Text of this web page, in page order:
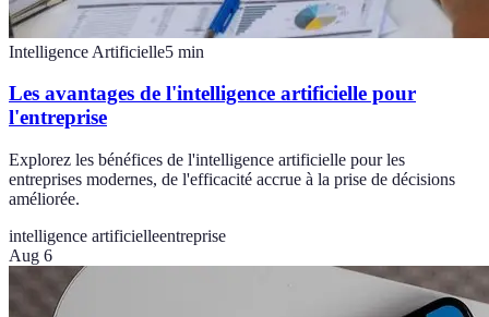
Intelligence Artificielle5 min
Les avantages de l'intelligence artificielle pour
l'entreprise
Explorez les bénéfices de l'intelligence artificielle pour les
entreprises modernes, de l'efficacité accrue à la prise de décisions
améliorée.
intelligence artificielleentreprise
Aug 6